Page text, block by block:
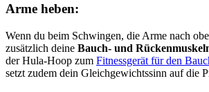
Arme heben:
Wenn du beim Schwingen, die Arme nach
zusätzlich deine Bauch- und
der Hula-Hoop zum Fitnessgerät für den
setzt zudem dein Gleichgewichtssinn auf die